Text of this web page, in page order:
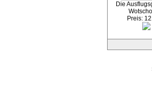
Die
Preis: